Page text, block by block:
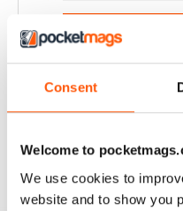
Consent
Welcome to
We use cookies to
website and to show you
3